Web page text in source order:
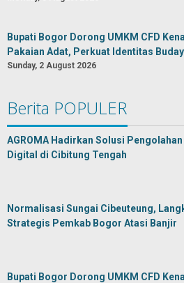
Bupati Bogor Dorong UMKM CFD
Pakaian Adat, Perkuat Identitas
Sunday, 2 August 2026
Berita POPULER
AGROMA Hadirkan Solusi Pengolahan
Digital di Cibitung Tengah
Normalisasi Sungai Cibeuteung,
Strategis Pemkab Bogor Atasi Banjir
Bupati Bogor Dorong UMKM CFD